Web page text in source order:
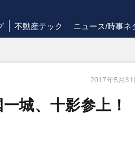
不動産テック ニュース/時事ネ
2017年5月31
城、十影参上！